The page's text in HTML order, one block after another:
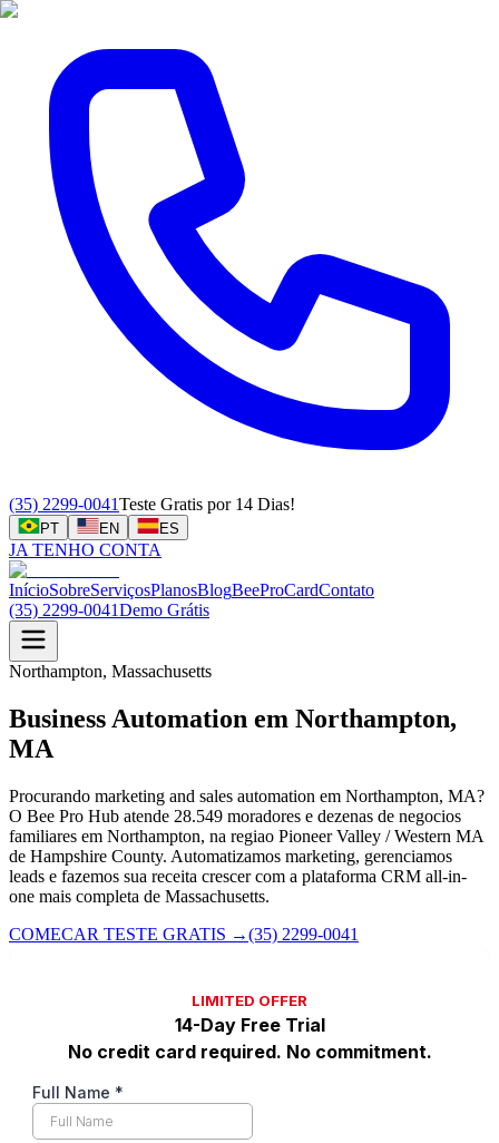
(35) 2299-0041Teste Gratis por 14 Dias!
PT EN ES
JA TENHO CONTA
InícioSobreServiçosPlanosBlogBeeProCardContato
(35) 2299-0041Demo Grátis
Northampton, Massachusetts
Business Automation em Northampton,
MA
Procurando marketing and sales automation em Northampton, MA?
O Bee Pro Hub atende 28.549 moradores e dezenas de negocios
familiares em Northampton, na regiao Pioneer Valley / Western MA
de Hampshire County. Automatizamos marketing, gerenciamos
leads e fazemos sua receita crescer com a plataforma CRM all-in-
one mais completa de Massachusetts.
COMECAR TESTE GRATIS →(35) 2299-0041